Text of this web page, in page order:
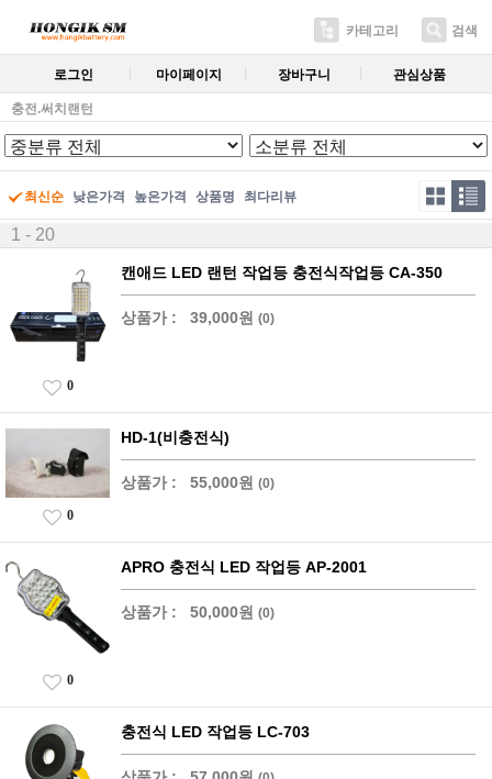
카테고리 검색
로그인 마이페이지 장바구니 관심상품
충전.써치랜턴
최신순 낮은가격 높은가격 상품명 최다리뷰
1 - 20
캔애드 LED 랜턴 작업등 충전식작업등 CA-350
상품가 : 39,000원 (0)
0
HD-1(비충전식)
상품가 : 55,000원 (0)
0
APRO 충전식 LED 작업등 AP-2001
상품가 : 50,000원 (0)
0
충전식 LED 작업등 LC-703